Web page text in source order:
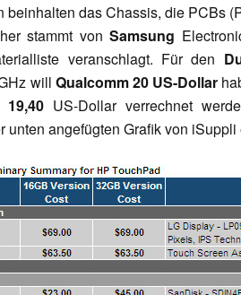
beinhalten das Chassis, die PCBs
stammt von Samsung
veranschlagt. Für den
will Qualcomm20 US-Dollar
19,40US-Dollar verrechnet
unten angefügten Grafik von iSuppli